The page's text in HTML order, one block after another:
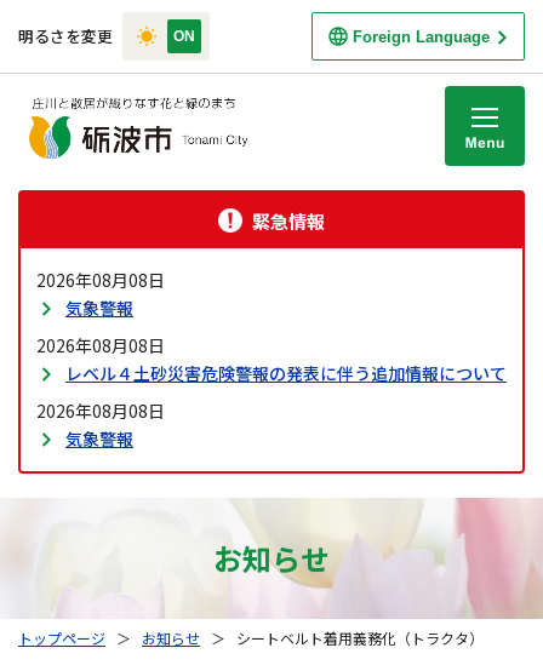
明るさを変更 Foreign Language
緊急情報
2026年08月08日
気象警報
2026年08月08日
レベル４土砂災害危険警報の発表に伴う追加情報について
2026年08月08日
気象警報
お知らせ
トップページ ＞ お知らせ ＞ シートベルト着用義務化（トラクタ）